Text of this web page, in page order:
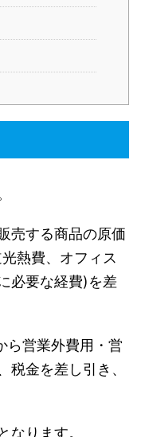
売する商品の原価
熱費、オフィス
必要な経費)を差
ら営業外費用・営
税金を差し引き、
なります。